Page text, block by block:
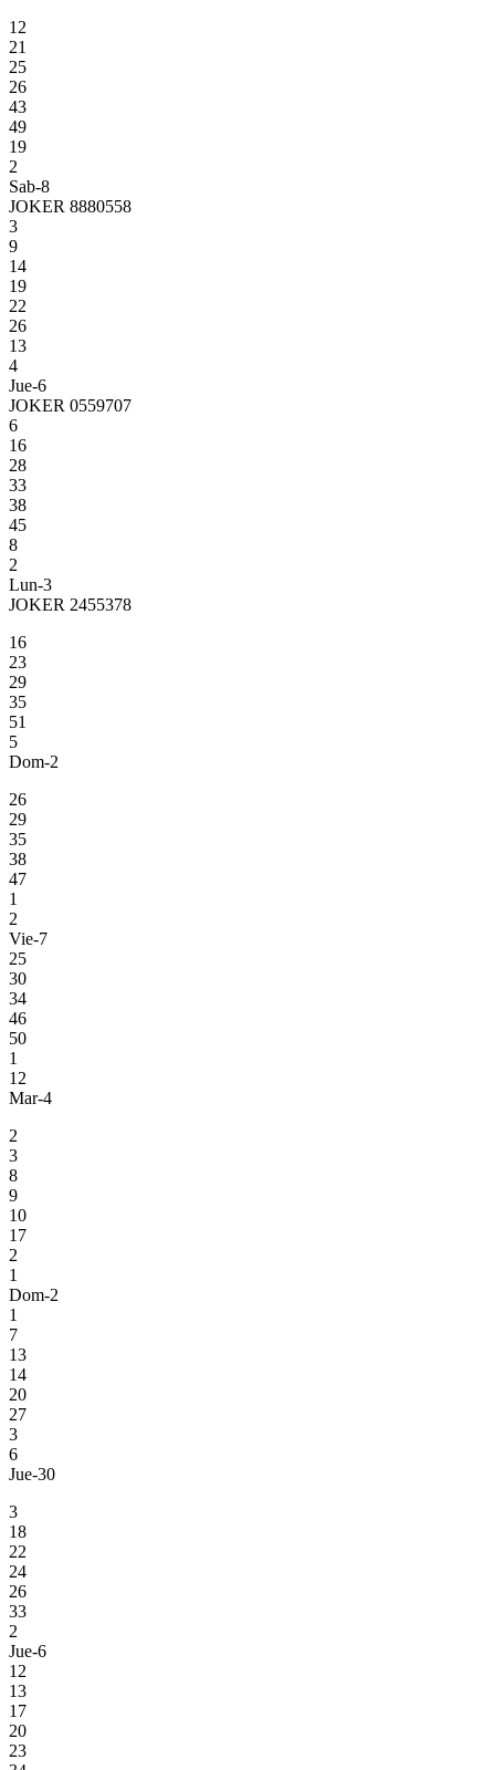
12
21
25
26
43
49
19
2
Sab-8
JOKER 8880558
3
9
14
19
22
26
13
4
Jue-6
JOKER 0559707
6
16
28
33
38
45
8
2
Lun-3
JOKER 2455378
16
23
29
35
51
5
Dom-2
26
29
35
38
47
1
2
Vie-7
25
30
34
46
50
1
12
Mar-4
2
3
8
9
10
17
2
1
Dom-2
1
7
13
14
20
27
3
6
Jue-30
3
18
22
24
26
33
2
Jue-6
12
13
17
20
23